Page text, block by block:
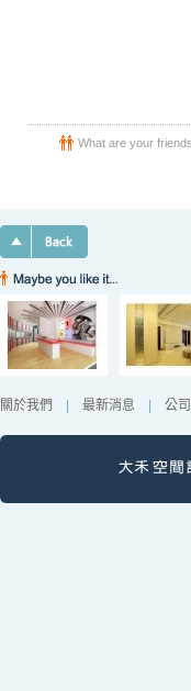
What are your
關於我們 最新消息 公